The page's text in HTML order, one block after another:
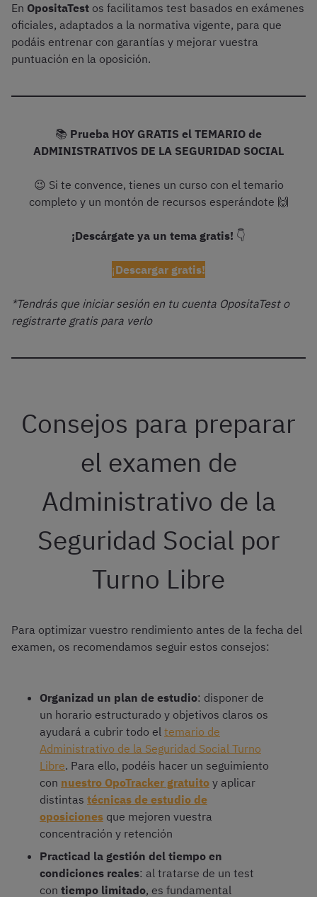
En OpositaTest os facilitamos test basados en exámenes
oficiales, adaptados a la normativa vigente, para que
podáis entrenar con garantías y mejorar vuestra
puntuación en la oposición.
📚 Prueba HOY GRATIS el TEMARIO de
ADMINISTRATIVOS DE LA SEGURIDAD SOCIAL
😉 Si te convence, tienes un curso con el temario
completo y un montón de recursos esperándote 🙌
¡Descárgate ya un tema gratis! 👇
¡Descargar gratis!
*Tendrás que iniciar sesión en tu cuenta OpositaTest o
registrarte gratis para verlo
Consejos para preparar
el examen de
Administrativo de la
Seguridad Social por
Turno Libre
Para optimizar vuestro rendimiento antes de la fecha del
examen, os recomendamos seguir estos consejos:
Organizad un plan de estudio: disponer de
un horario estructurado y objetivos claros os
ayudará a cubrir todo el temario de
Administrativo de la Seguridad Social Turno
Libre. Para ello, podéis hacer un seguimiento
con nuestro OpoTracker gratuito y aplicar
distintas técnicas de estudio de
oposiciones que mejoren vuestra
concentración y retención
Practicad la gestión del tiempo en
condiciones reales: al tratarse de un test
con tiempo limitado, es fundamental